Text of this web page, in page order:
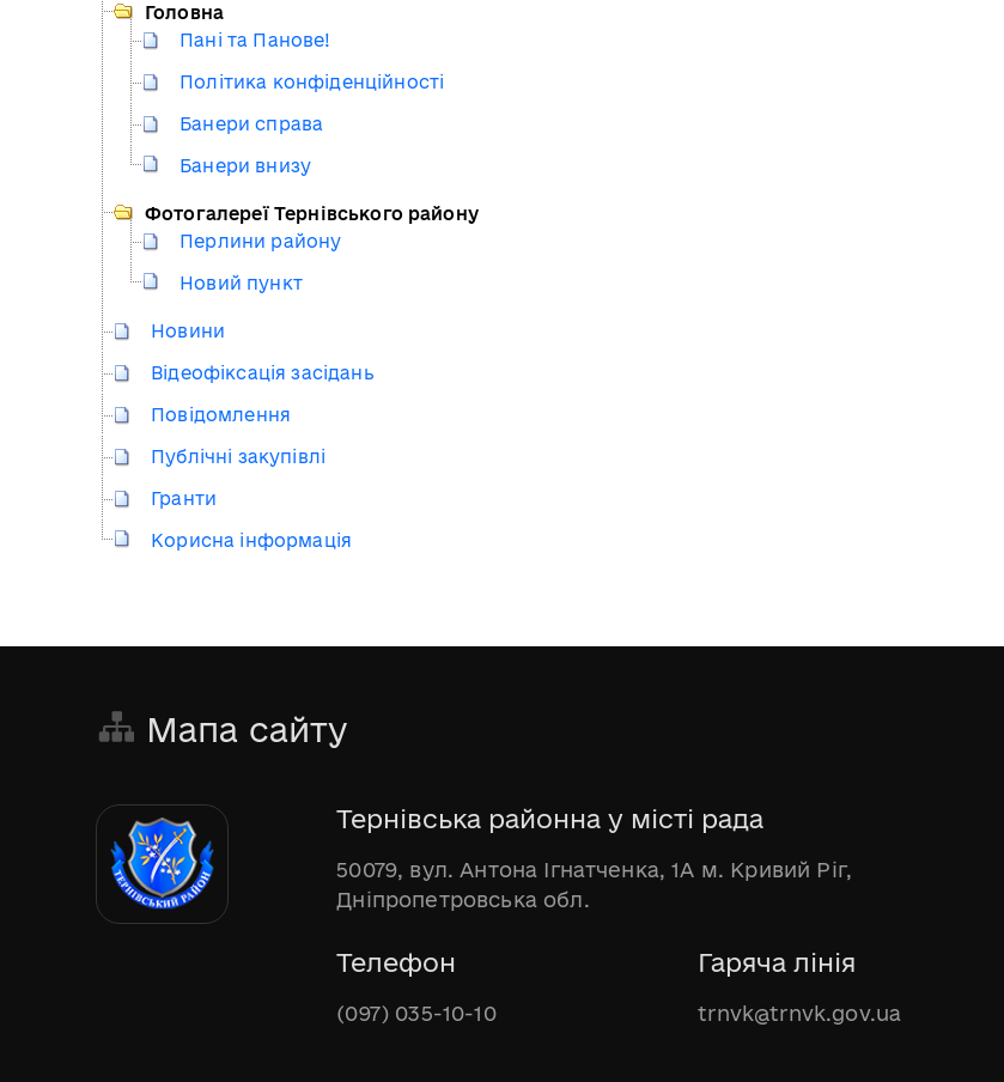
Головна
Пані та Панове!
Політика конфіденційності
Банери справа
Банери внизу
Фотогалереї Тернівського району
Перлини району
Новий пункт
Новини
Відеофіксація засідань
Повідомлення
Публічні закупівлі
Гранти
Корисна інформація
Мапа сайту
Тернівська районна у місті рада
50079, вул. Антона Ігнатченка, 1А м. Кривий Ріг,
Дніпропетровська обл.
Телефон
(097) 035-10-10
Гаряча лінія
trnvk@trnvk.gov.ua